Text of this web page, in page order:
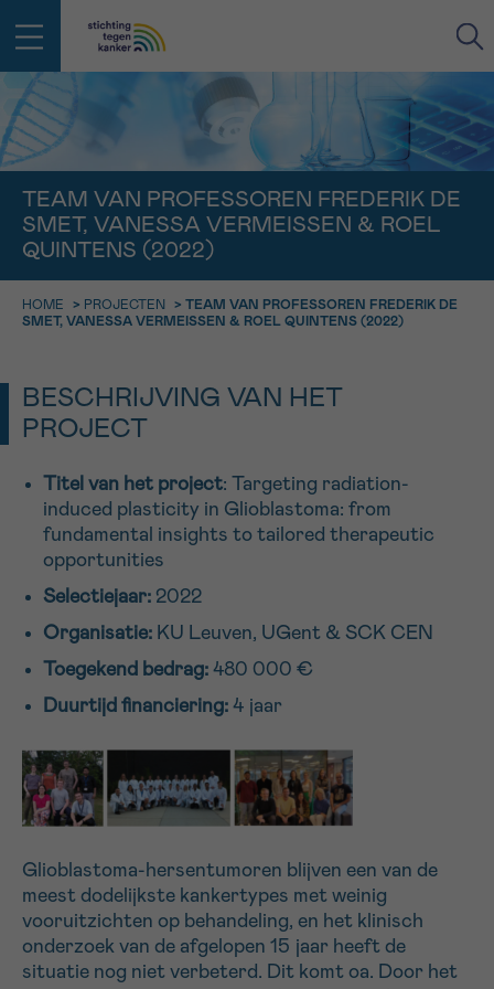
TEAM VAN PROFESSOREN FREDERIK DE
SMET, VANESSA VERMEISSEN & ROEL
QUINTENS (2022)
HOME > PROJECTEN > TEAM VAN PROFESSOREN FREDERIK DE
SMET, VANESSA VERMEISSEN & ROEL QUINTENS (2022)
BESCHRIJVING VAN HET
PROJECT
Titel van het project: Targeting radiation-
induced plasticity in Glioblastoma: from
fundamental insights to tailored therapeutic
opportunities
Selectiejaar: 2022
Organisatie: KU Leuven, UGent & SCK CEN
Toegekend bedrag: 480 000 €
Duurtijd financiering: 4 jaar
Glioblastoma-hersentumoren blijven een van de
meest dodelijkste kankertypes met weinig
vooruitzichten op behandeling, en het klinisch
onderzoek van de afgelopen 15 jaar heeft de
situatie nog niet verbeterd. Dit komt oa. Door het
VOORNAAM
IN DE STRIJD TEGEN KANKER STA
Professionele medewerkers beantwoorden je vragen
Contacteer ons gratis
Bel ons op 0800 15 802
contactformulier
Ik wil graag opgebeld worden
Meer weten over Kankerinfo
geen enkele diagnose
TERUG
VOORNAAM
EMAIL
MIJN VRAAG
Ja, stuur mij de nieuwsbrief
Ik aanvaard de gebruiksvoorwaarden
*VERPLICHT VELD
TERUG
9h-11h
11h-13h
13h-16h
16h-18h
Verder